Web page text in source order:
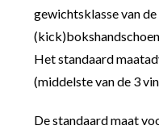
gewichtsklasse van
Het standaard
(middelste van de 3
De standaard maat